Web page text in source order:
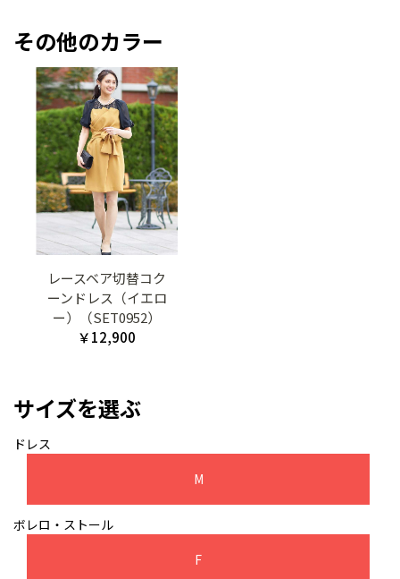
その他のカラー
レースベア切替コク
ーンドレス（イエロ
ー）（SET0952）
￥12,900
サイズを選ぶ
ドレス
M
ボレロ・ストール
F